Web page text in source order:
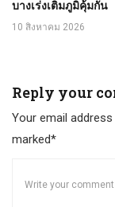
บางเร่งเติมภูมิคุ้มกัน
10 สิงหาคม 2026
Reply your
Your email
marked*